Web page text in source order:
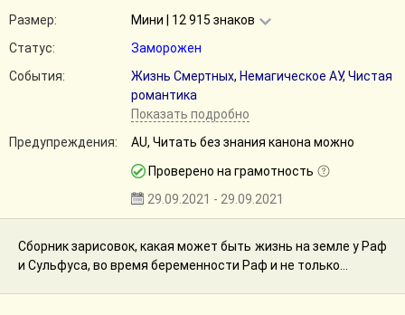
Размер:
Мини | 12 915 знаков
Статус:
Заморожен
События:
Жизнь Смертных, Немагическое АУ,Чистая
романтика
Показать подробно
Предупреждения:
AU, Читать без знания канона можно
Проверено на грамотность
29.09.2021 - 29.09.2021
Сборник зарисовок, какая может быть жизнь на земле у Раф
и Сульфуса, во время беременности Раф и не только...